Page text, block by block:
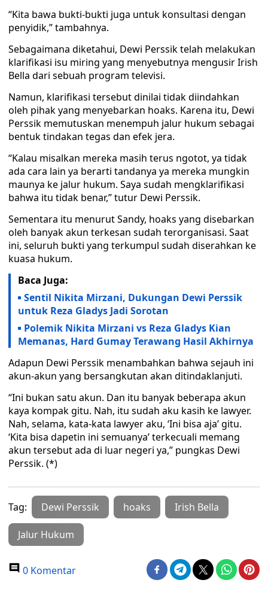
“Kita bawa bukti-bukti juga untuk konsultasi dengan
penyidik,” tambahnya.
Sebagaimana diketahui, Dewi Perssik telah melakukan
klarifikasi isu miring yang menyebutnya mengusir Irish
Bella dari sebuah program televisi.
Namun, klarifikasi tersebut dinilai tidak diindahkan
oleh pihak yang menyebarkan hoaks. Karena itu, Dewi
Perssik memutuskan menempuh jalur hukum sebagai
bentuk tindakan tegas dan efek jera.
“Kalau misalkan mereka masih terus ngotot, ya tidak
ada cara lain ya berarti tandanya ya mereka mungkin
maunya ke jalur hukum. Saya sudah mengklarifikasi
bahwa itu tidak benar,” tutur Dewi Perssik.
Sementara itu menurut Sandy, hoaks yang disebarkan
oleh banyak akun terkesan sudah terorganisasi. Saat
ini, seluruh bukti yang terkumpul sudah diserahkan ke
kuasa hukum.
Baca Juga:
Sentil Nikita Mirzani, Dukungan Dewi Perssik
untuk Reza Gladys Jadi Sorotan
Polemik Nikita Mirzani vs Reza Gladys Kian
Memanas, Hard Gumay Terawang Hasil Akhirnya
Adapun Dewi Perssik menambahkan bahwa sejauh ini
akun-akun yang bersangkutan akan ditindaklanjuti.
“Ini bukan satu akun. Dan itu banyak beberapa akun
kaya kompak gitu. Nah, itu sudah aku kasih ke lawyer.
Nah, selama, kata-kata lawyer aku, ‘Ini bisa aja’ gitu.
‘Kita bisa dapetin ini semuanya’ terkecuali memang
akun tersebut ada di luar negeri ya,” pungkas Dewi
Perssik. (*)
Tag: Dewi Perssik hoaks Irish Bella
Jalur Hukum
0 Komentar